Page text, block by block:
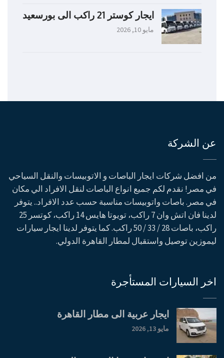
ايجار كوستر 21 راكب الى بورسعيد
مايو 10, 2026
عن الشركة
من افضل شركات ايجار الباصات و الاتوبيسات والنقل السياحي
في مصر! نقدم لكم جميع انواع الباصات لنقل الافراد الي مكان
في مصر. باصات واتوبيسات مناسبة حسب عدد الافراد.. يتوفر
لدينا فان اتش وان 7 راكب، تويوتا هايس 14 راكب، كوتسر 25
راكب، باصات 28 / 33 / 50 راكب. كما يتوفر لدينا ايجار سيارات
ليموزين توصيل واستقبال لمطار القاهرة الدولي.
اخر السيارات المستأجرة
ايجار عربية الى مطار القاهرة
مايو 13, 2026